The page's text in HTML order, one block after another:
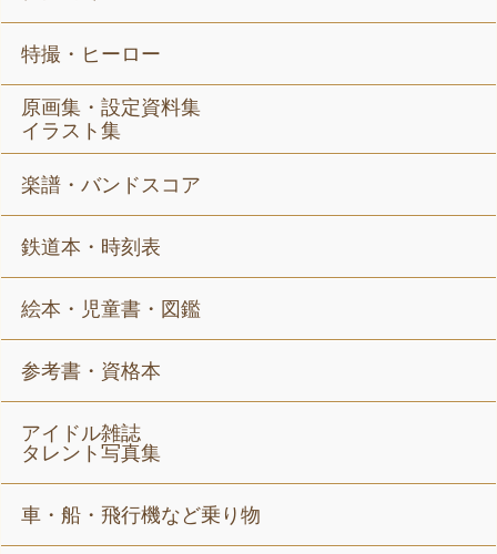
特撮・ヒーロー
原画集・設定資料集
イラスト集
楽譜・バンドスコア
鉄道本・時刻表
絵本・児童書・図鑑
参考書・資格本
アイドル雑誌
タレント写真集
車・船・飛行機など乗り物